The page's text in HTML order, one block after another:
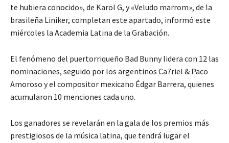
te hubiera conocido», de Karol G, y «Veludo marrom», de la
brasileña Liniker, completan este apartado, informó este
miércoles la Academia Latina de la Grabación.
El fenómeno del puertorriqueño Bad Bunny lidera con 12 las
nominaciones, seguido por los argentinos Ca7riel & Paco
Amoroso y el compositor mexicano Édgar Barrera, quienes
acumularon 10 menciones cada uno.
Los ganadores se revelarán en la gala de los premios más
prestigiosos de la música latina, que tendrá lugar el